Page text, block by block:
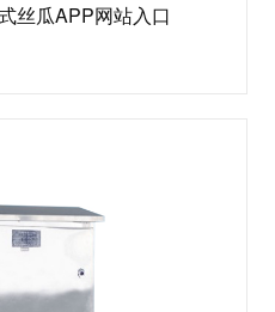
丝瓜APP网站入口